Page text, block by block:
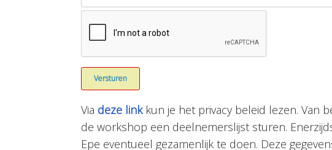
Via deze linkkun je het privacy beleid lezen. Van
de workshop een deelnemerslijst sturen.
Epe eventueel gezamenlijk te doen. Deze